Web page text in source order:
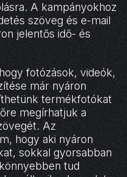
A kampányokhoz
szöveg és e-mail
jelentős idő- és
fotózások, videók,
már nyáron
termékfotókat
megírhatjuk a
Az
hogy aki nyáron
sokkal gyorsabban
tud